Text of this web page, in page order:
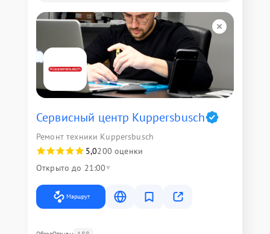
Сервисный центр Kuppersbusch
Ремонт техники Kuppersbusch
5,0200 оценки
Открыто до 21:00
Маршрут